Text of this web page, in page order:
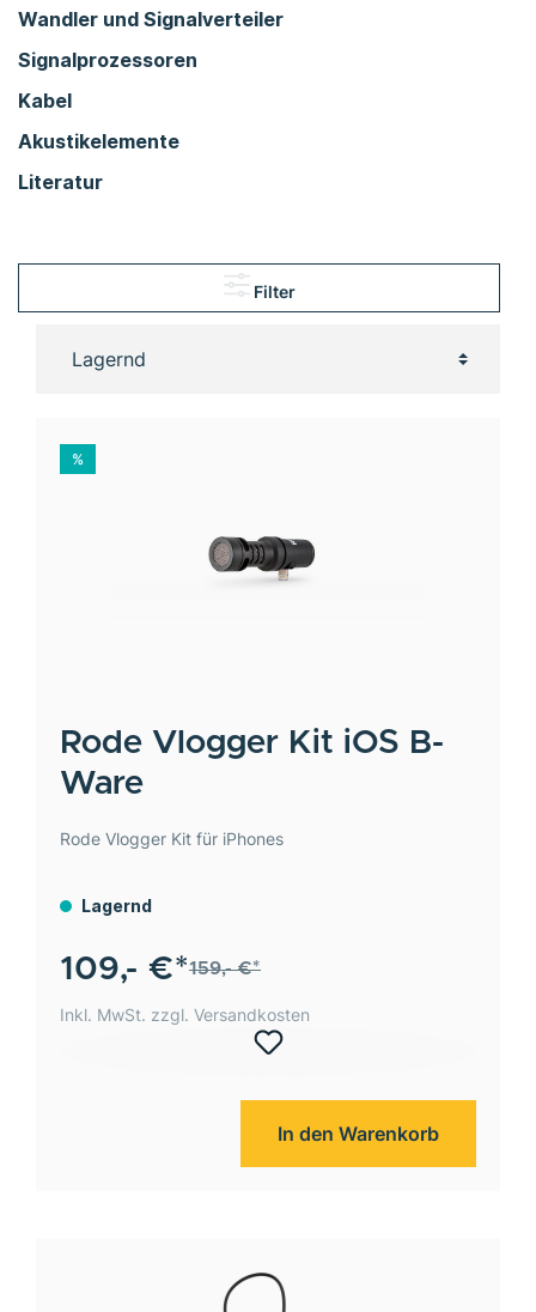
Wandler und Signalverteiler
Signalprozessoren
Kabel
Akustikelemente
Literatur
Filter
%
Rode Vlogger Kit iOS B-
Ware
Rode Vlogger Kit für iPhones
Lagernd
109,- €*159,- €*
Inkl. MwSt. zzgl. Versandkosten
In den Warenkorb